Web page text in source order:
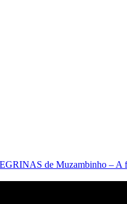
de Muzambinho – A